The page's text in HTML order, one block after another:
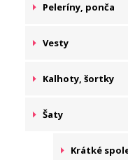
Peleríny, ponča
Vesty
Kalhoty, šortky
Šaty
Krátké